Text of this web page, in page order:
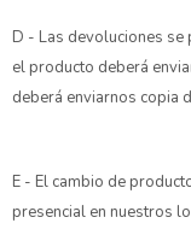
D - Las devoluciones se
el producto deberá
deberá enviarnos copia
E - El cambio de
presencial en nuestros